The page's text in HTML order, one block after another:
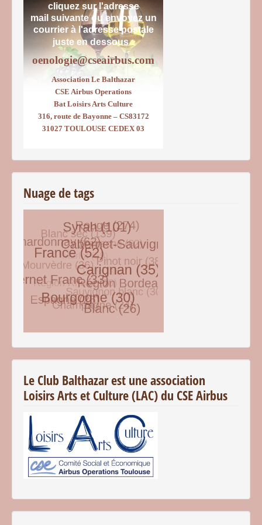
cliquez sur l'adresse
mail suivante ou envoyez un
courrierà l'adresse postale
juste en dessous :
oenologie@cseairbus.com
Association Le Balthazar
CSE Airbus Operations
Bat Loisirs Arts Culture
316, route de Bayonne – CS83172
31027 TOULOUSE CEDEX 03
Nuage de tags
Le Club Balthazar est une association
Loisirs Arts et Culture (LAC) du CSE Airbus